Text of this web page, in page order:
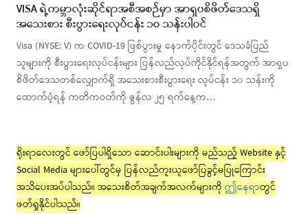
VISA ရဲ့ကမ္ဘာလုံးဆိုင်ရာအစီအစဉ်မှာ အာရှပစိဖိတ်ဒေသရှိ
အသေးစား စီးပွားရေးလုပ်ငန်း ၁၀ သန်းပါဝင်
Visa (NYSE: V) က COVID-19 ဖြစ်ပွားမှု နောက်ပိုင်းတွင် ဒေသခံပြည်
သူများကို စီးပွားရေးလုပ်ငန်းများ ပြန်လည်လုပ်ကိုင်နိုင်ရန်အတွက် အာရှပ
စိဖိတ်ဒေသတစ်လျှောက်ရှိ အသေးစားစီးပွားရေး လုပ်ငန်း ၁၀ သန်းကို
ထောက်ပံ့ရန် ကတိကဝတ်ကို ဇွန်လ ၂၅ ရက်နေ့က…
ရိုးရာလေးတွင် ဖော်ပြပါရှိသော ဆောင်းပါးများကို မည်သည့် Website နှင့်
Social Media များပေါ်တွင်မှ ပြန်လည်ကူးယူဖော်ပြခွင့်မပြုကြောင်း
အသိပေးအပ်ပါသည်။ အသေးစိတ်အချက်အလက်များကို ဤနေရာတွင်
ဖတ်ရှုနိုင်ပါသည်။